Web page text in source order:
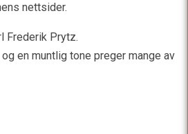
nettsider.
Frederik Prytz.
en muntlig tone preger mange av